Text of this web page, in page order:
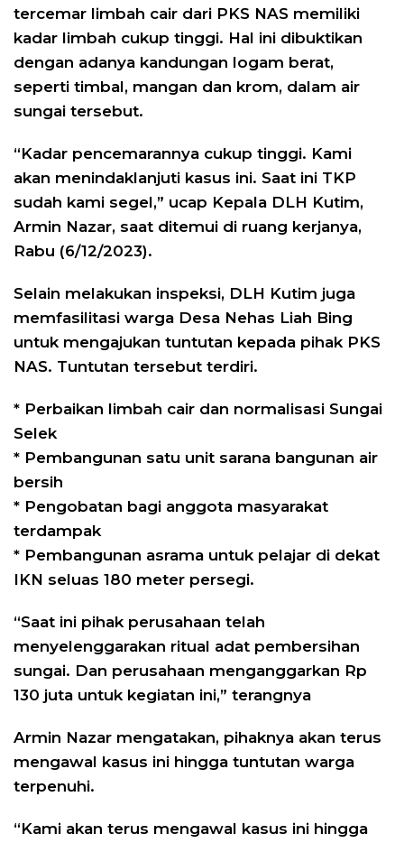
tercemar limbah cair dari PKS NAS memiliki
kadar limbah cukup tinggi. Hal ini dibuktikan
dengan adanya kandungan logam berat,
seperti timbal, mangan dan krom, dalam air
sungai tersebut.
“Kadar pencemarannya cukup tinggi. Kami
akan menindaklanjuti kasus ini. Saat ini TKP
sudah kami segel,” ucap Kepala DLH Kutim,
Armin Nazar, saat ditemui di ruang kerjanya,
Rabu (6/12/2023).
Selain melakukan inspeksi, DLH Kutim juga
memfasilitasi warga Desa Nehas Liah Bing
untuk mengajukan tuntutan kepada pihak PKS
NAS. Tuntutan tersebut terdiri.
* Perbaikan limbah cair dan normalisasi Sungai
Selek
* Pembangunan satu unit sarana bangunan air
bersih
* Pengobatan bagi anggota masyarakat
terdampak
* Pembangunan asrama untuk pelajar di dekat
IKN seluas 180 meter persegi.
“Saat ini pihak perusahaan telah
menyelenggarakan ritual adat pembersihan
sungai. Dan perusahaan menganggarkan Rp
130 juta untuk kegiatan ini,” terangnya
Armin Nazar mengatakan, pihaknya akan terus
mengawal kasus ini hingga tuntutan warga
terpenuhi.
“Kami akan terus mengawal kasus ini hingga